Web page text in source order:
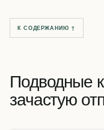
К СОДЕРЖАНИЮ ↑
Подводные
зачастую